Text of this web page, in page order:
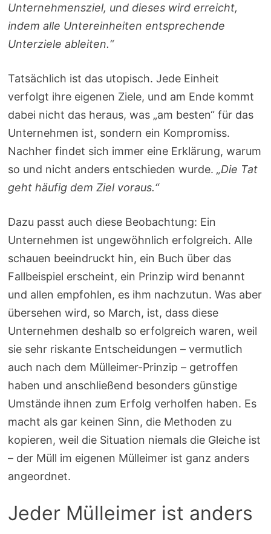
Unternehmensziel, und dieses wird erreicht,
indem alle Untereinheiten entsprechende
Unterziele ableiten.“
Tatsächlich ist das utopisch. Jede Einheit
verfolgt ihre eigenen Ziele, und am Ende kommt
dabei nicht das heraus, was „am besten“ für das
Unternehmen ist, sondern ein Kompromiss.
Nachher findet sich immer eine Erklärung, warum
so und nicht anders entschieden wurde.„Die Tat
geht häufig dem Ziel voraus.“
Dazu passt auch diese Beobachtung: Ein
Unternehmen ist ungewöhnlich erfolgreich. Alle
schauen beeindruckt hin, ein Buch über das
Fallbeispiel erscheint, ein Prinzip wird benannt
und allen empfohlen, es ihm nachzutun. Was aber
übersehen wird, so March, ist, dass diese
Unternehmen deshalb so erfolgreich waren, weil
sie sehr riskante Entscheidungen – vermutlich
auch nach dem Mülleimer-Prinzip – getroffen
haben und anschließend besonders günstige
Umstände ihnen zum Erfolg verholfen haben. Es
macht als gar keinen Sinn, die Methoden zu
kopieren, weil die Situation niemals die Gleiche ist
– der Müll im eigenen Mülleimer ist ganz anders
angeordnet.
Jeder Mülleimer ist anders